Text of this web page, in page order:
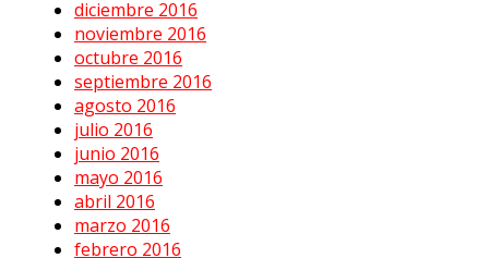
diciembre 2016
noviembre 2016
octubre 2016
septiembre 2016
agosto 2016
julio 2016
junio 2016
mayo 2016
abril 2016
marzo 2016
febrero 2016